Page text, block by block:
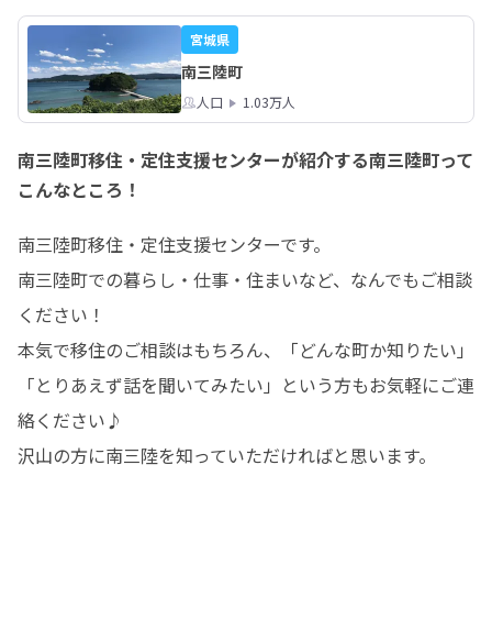
宮城県
南三陸町
人口 1.03万人
南三陸町移住・定住支援センターが紹介する南三陸町って
こんなところ！
南三陸町移住・定住支援センターです。
南三陸町での暮らし・仕事・住まいなど、なんでもご相談
ください！
本気で移住のご相談はもちろん、「どんな町か知りたい」
「とりあえず話を聞いてみたい」という方もお気軽にご連
絡ください♪
沢山の方に南三陸を知っていただければと思います。